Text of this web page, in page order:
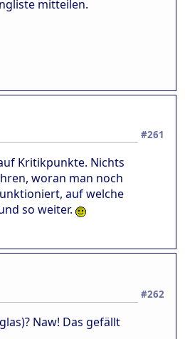
mitteilen.
#261
Kritikpunkte. Nichts
woran man noch
auf welche
so weiter.
#262
Naw! Das gefällt